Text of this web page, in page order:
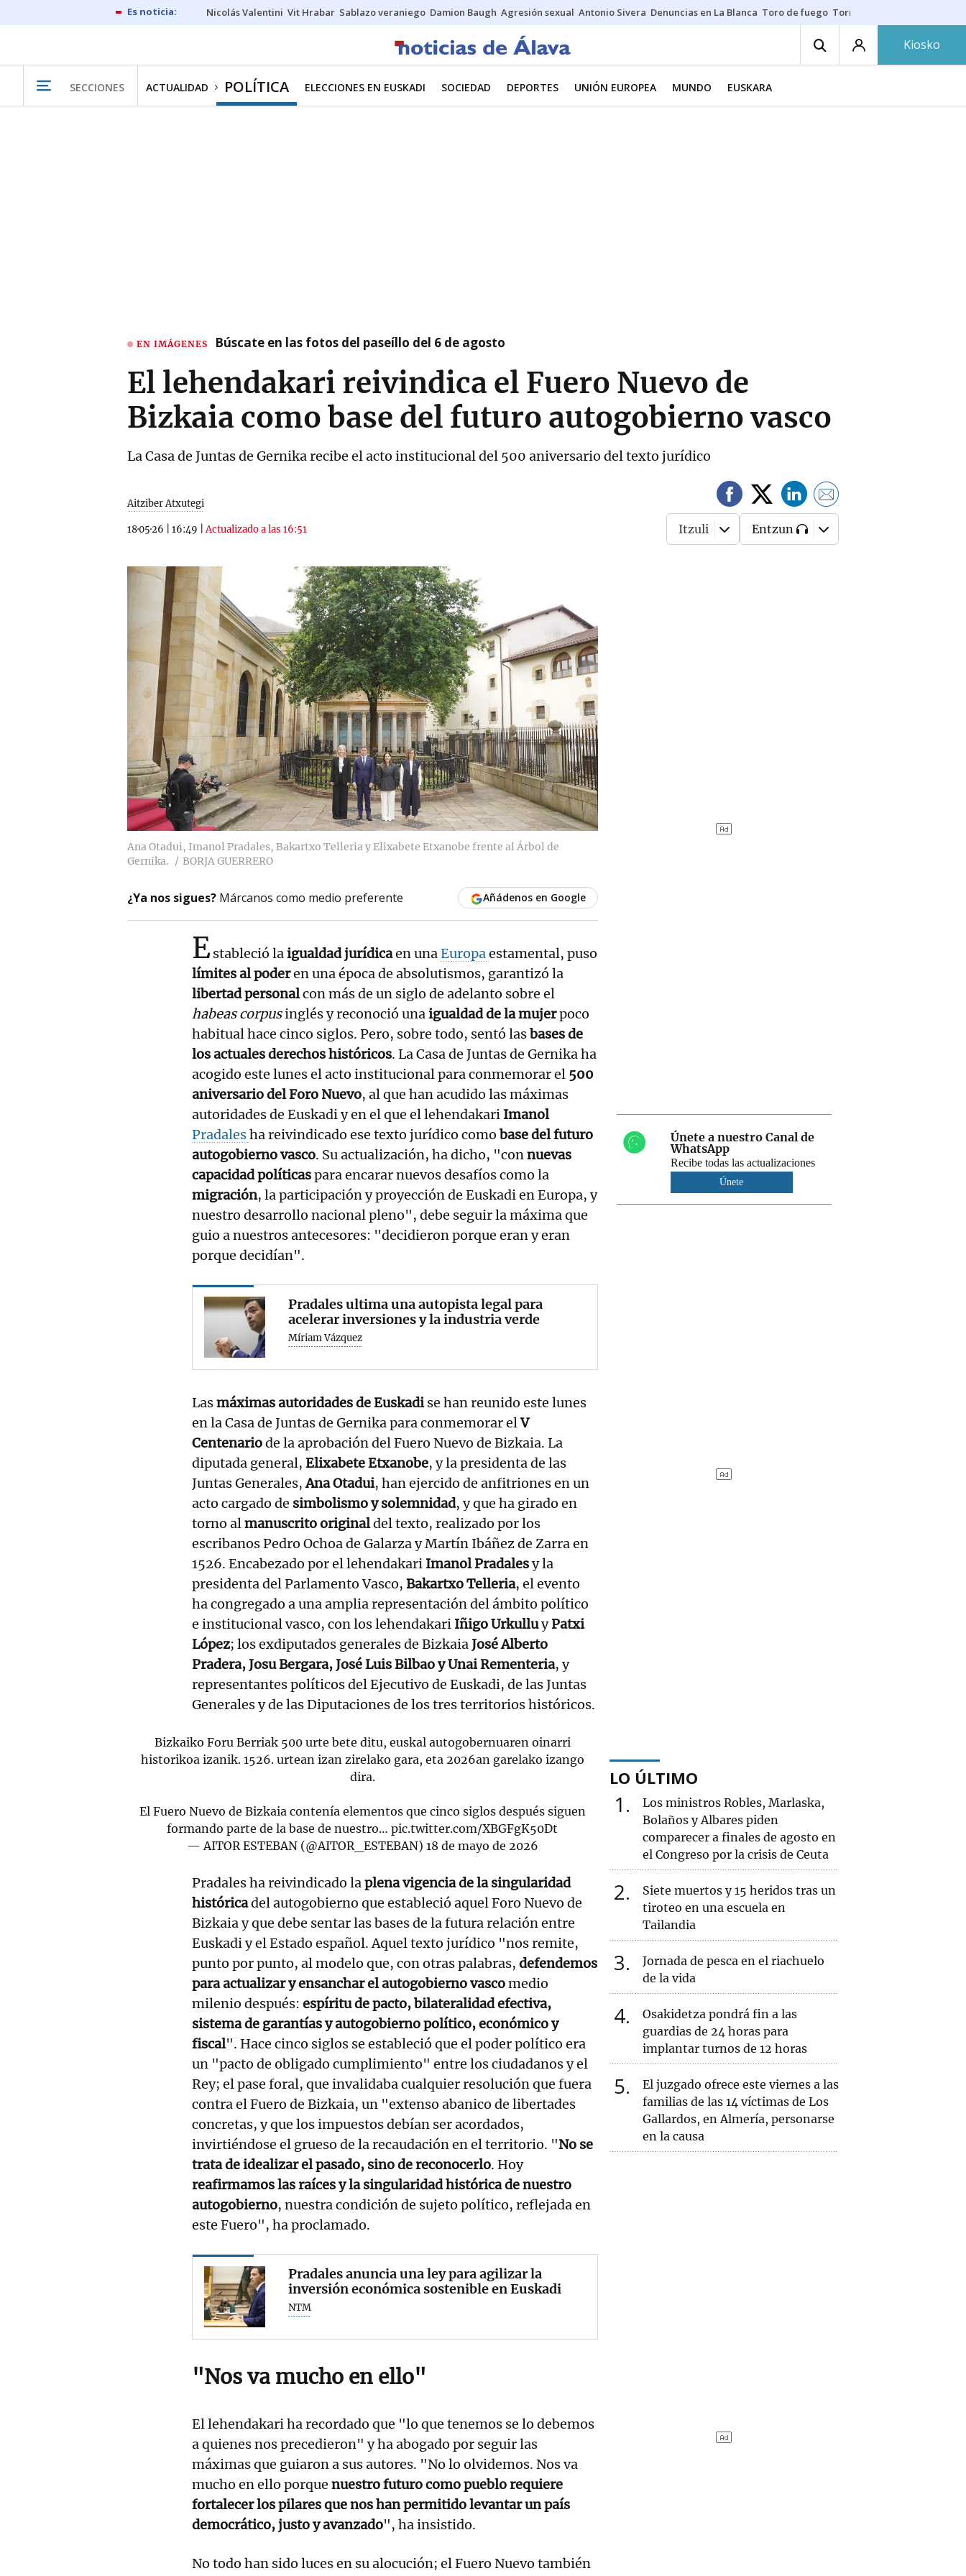
Nicolás Valentini Vit Hrabar Sablazo veraniego Damion Baugh Agresión sexual Antonio Sivera Denuncias en La Blanca Toro de fuego Tornike Shengelia
Kiosko
SECCIONES ACTUALIDAD POLÍTICA ELECCIONES EN EUSKADI SOCIEDAD DEPORTES UNIÓN EUROPEA MUNDO EUSKARA
EN IMÁGENES Búscate en las fotos del paseíllo del 6 de agosto
El lehendakari reivindica el Fuero Nuevo de
Bizkaia como base del futuro autogobierno vasco
La Casa de Juntas de Gernika recibe el acto institucional del 500 aniversario del texto jurídico
Aitziber Atxutegi
18·05·26 16:49 |Actualizado a las 16:51 Itzuli Entzun
Ana Otadui, Imanol Pradales, Bakartxo Telleria y Elixabete Etxanobe frente al Árbol de
Gernika.
BORJA GUERRERO
¿Ya nos sigues? Márcanos como medio preferente Añádenos en Google
Estableció laigualdad jurídicaen unaEuropaestamental, puso
límites al poderen una época de absolutismos, garantizó la
libertad personalcon más de un siglo de adelanto sobre el
habeas corpusinglés y reconoció unaigualdad de la mujerpoco
habitual hace cinco siglos. Pero, sobre todo, sentó lasbases de
los actuales derechos históricos. La Casa de Juntas de Gernika ha
acogido este lunes el acto institucional para conmemorar el 500
aniversario del Foro Nuevo, al que han acudido las máximas
autoridades de Euskadi y en el que el lehendakari Imanol
Pradalesha reivindicado ese texto jurídico como base del futuro
autogobierno vasco. Su actualización, ha dicho, "connuevas
capacidad políticaspara encarar nuevos desafíos como la
migración, la participación y proyección de Euskadi en Europa, y
nuestro desarrollo nacional pleno", debe seguir la máxima que
guio a nuestros antecesores: "decidieron porque eran y eran
porque decidían".
Pradales ultima una autopista legal para
acelerar inversiones y la industria verde
Míriam Vázquez
Lasmáximas autoridades de Euskadise han reunido este lunes
en la Casa de Juntas de Gernika para conmemorar elV
Centenariode la aprobación del Fuero Nuevo de Bizkaia. La
diputada general, Elixabete Etxanobe, y la presidenta de las
Juntas Generales,Ana Otadui, han ejercido de anfitriones en un
acto cargado de simbolismo y solemnidad, y que ha girado en
torno almanuscrito originaldel texto, realizado por los
escribanos Pedro Ochoa de Galarza y Martín Ibáñez de Zarra en
1526. Encabezado por el lehendakari Imanol Pradalesy la
presidenta del Parlamento Vasco, Bakartxo Telleria, el evento
ha congregado a una amplia representación del ámbito político
e institucional vasco, con los lehendakari Iñigo UrkulluyPatxi
López; los exdiputados generales de BizkaiaJosé Alberto
Pradera, Josu Bergara, José Luis Bilbao y Unai Rementeria, y
representantes políticos del Ejecutivo de Euskadi, de las Juntas
Generales y de las Diputaciones de los tres territorios históricos.
Bizkaiko Foru Berriak 500 urte bete ditu, euskal autogobernuaren oinarri
historikoa izanik. 1526. urtean izan zirelako gara, eta 2026an garelako izango
dira.
El Fuero Nuevo de Bizkaia contenía elementos que cinco siglos después siguen
formando parte de la base de nuestro…pic.twitter.com/XBGFgK50Dt
— AITOR ESTEBAN (@AITOR_ESTEBAN) 18 de mayo de 2026
Pradales ha reivindicado laplena vigencia de la singularidad
históricadel autogobierno que estableció aquel Foro Nuevo de
Bizkaia y que debe sentar las bases de la futura relación entre
Euskadi y el Estado español. Aquel texto jurídico "nos remite,
punto por punto, al modelo que, con otras palabras, defendemos
para actualizar y ensanchar el autogobierno vascomedio
milenio después: espíritu de pacto, bilateralidad efectiva,
sistema de garantías y autogobierno político, económico y
fiscal". Hace cinco siglos se estableció que el poder político era
un "pacto de obligado cumplimiento" entre los ciudadanos y el
Rey; el pase foral, que invalidaba cualquier resolución que fuera
contra el Fuero de Bizkaia, un "extenso abanico de libertades
concretas, y que los impuestos debían ser acordados,
invirtiéndose el grueso de la recaudación en el territorio. "No se
trata de idealizar el pasado, sino de reconocerlo. Hoy
reafirmamos las raíces y la singularidad histórica de nuestro
autogobierno, nuestra condición de sujeto político, reflejada en
este Fuero", ha proclamado.
Pradales anuncia una ley para agilizar la
inversión económica sostenible en Euskadi
NTM
"Nos va mucho en ello"
El lehendakari ha recordado que "lo que tenemos se lo debemos
a quienes nos precedieron" y ha abogado por seguir las
máximas que guiaron a sus autores. "No lo olvidemos. Nos va
mucho en ello porque nuestro futuro como pueblo requiere
fortalecer los pilares que nos han permitido levantar un país
democrático, justo y avanzado", ha insistido.
No todo han sido luces en su alocución; el Fuero Nuevo también
Únete a nuestro Canal de
WhatsApp
Recibe todas las actualizaciones
Únete
LO ÚLTIMO
1
Los ministros Robles, Marlaska,
Bolaños y Albares piden
comparecer a finales de agosto en
el Congreso por la crisis de Ceuta
2
Siete muertos y 15 heridos tras un
tiroteo en una escuela en
Tailandia
3
Jornada de pesca en el riachuelo
de la vida
4
Osakidetza pondrá fin a las
guardias de 24 horas para
implantar turnos de 12 horas
5
El juzgado ofrece este viernes a las
familias de las 14 víctimas de Los
Gallardos, en Almería, personarse
en la causa